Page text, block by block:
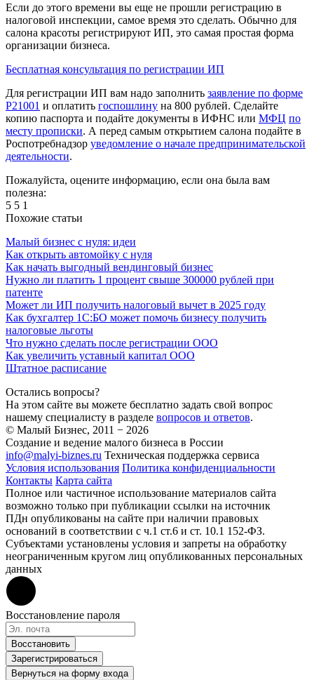
Если до этого времени вы еще не прошли регистрацию в
налоговой инспекции, самое время это сделать. Обычно для
салона красоты регистрируют ИП, это самая простая форма
организации бизнеса.
Бесплатная консультация по регистрации ИП
Для регистрации ИП вам надо заполнить заявление по форме
Р21001 и оплатить госпошлину на 800 рублей. Сделайте
копию паспорта и подайте документы в ИФНС или МФЦ по
месту прописки. А перед самым открытием салона подайте в
Роспотребнадзор уведомление о начале предпринимательской
деятельности.
Пожалуйста, оцените информацию, если она была вам
полезна:
5 5 1
Похожие статьи
Малый бизнес с нуля: идеи
Как открыть автомойку с нуля
Как начать выгодный вендинговый бизнес
Нужно ли платить 1 процент свыше 300000 рублей при
патенте
Может ли ИП получить налоговый вычет в 2025 году
Как бухгалтер 1С:БО может помочь бизнесу получить
налоговые льготы
Что нужно сделать после регистрации ООО
Как увеличить уставный капитал ООО
Штатное расписание
Остались вопросы?
На этом сайте вы можете бесплатно задать свой вопрос
нашему специалисту в разделе вопросов и ответов.
© Малый Бизнес, 2011 − 2026
Создание и ведение малого бизнеса в России
info@malyi-biznes.ru Техническая поддержка сервиса
Условия использования Политика конфиденциальности
Контакты Карта сайта
Полное или частичное использование материалов сайта
возможно только при публикации ссылки на источник
ПДн опубликованы на сайте при наличии правовых
оснований в соответствии с ч.1 ст.6 и ст. 10.1 152-ФЗ.
Субъектами установлены условия и запреты на обработку
неограниченным кругом лиц опубликованных персональных
данных
Восстановление пароля
Восстановить
Зарегистрироваться
Вернуться на форму входа